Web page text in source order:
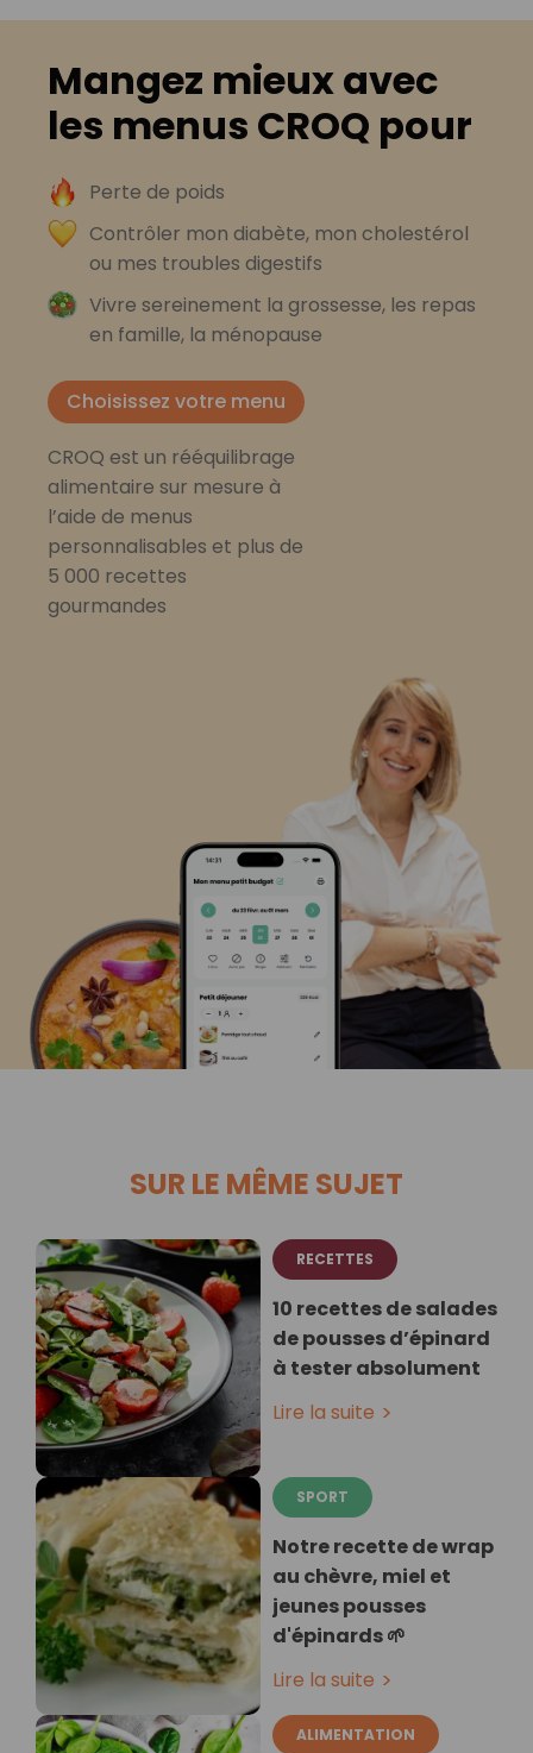
Mangez mieux avec
les menus CROQ pour
Perte de poids
Contrôler mon diabète, mon cholestérol
ou mes troubles digestifs
Vivre sereinement la grossesse, les repas
en famille, la ménopause
Choisissez votre menu
CROQ est un rééquilibrage
alimentaire sur mesure à
l’aide de menus
personnalisables et plus de
5 000 recettes
gourmandes
SUR LE MÊME SUJET
RECETTES
10 recettes de salades
de pousses d’épinard
à tester absolument
Lire la suite
SPORT
Notre recette de wrap
au chèvre, miel et
jeunes pousses
d'épinards 🌱
Lire la suite
ALIMENTATION